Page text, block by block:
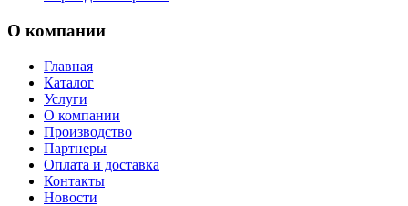
О компании
Главная
Каталог
Услуги
О компании
Производство
Партнеры
Оплата и доставка
Контакты
Новости